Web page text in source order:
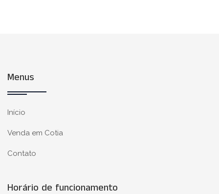
Menus
Início
Venda em Cotia
Contato
Horário de funcionamento